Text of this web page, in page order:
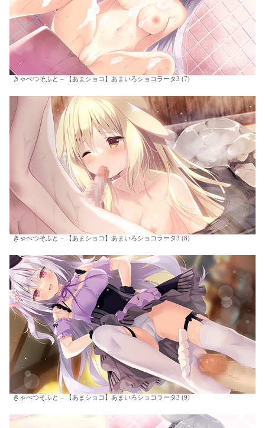
きゃべつそふと – 【あまショコ】あまいろショコラータ3 (7)
きゃべつそふと – 【あまショコ】あまいろショコラータ3 (8)
きゃべつそふと – 【あまショコ】あまいろショコラータ3 (9)